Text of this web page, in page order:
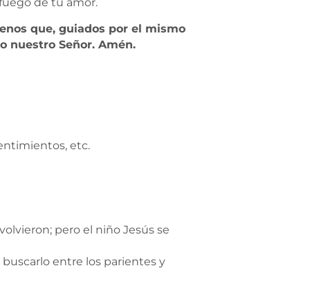
que, guiados por el mismo
nuestro Señor. Amén.
etc.
pero el niño Jesús se
entre los parientes y